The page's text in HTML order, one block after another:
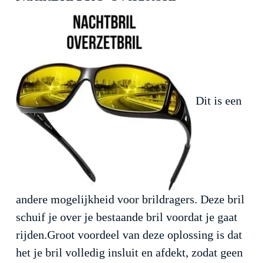
Dit is een
andere mogelijkheid voor brildragers. Deze bril
schuif je over je bestaande bril voordat je gaat
rijden.Groot voordeel van deze oplossing is dat
het je bril volledig insluit en afdekt, zodat geen